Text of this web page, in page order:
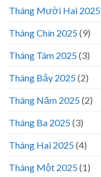
Tháng Mười Hai 2025
Tháng Chín 2025(9)
Tháng Tám 2025(3)
Tháng Bảy 2025(2)
Tháng Năm 2025(2)
Tháng Ba 2025(3)
Tháng Hai 2025(4)
Tháng Một 2025(1)